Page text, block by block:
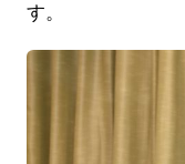
す。